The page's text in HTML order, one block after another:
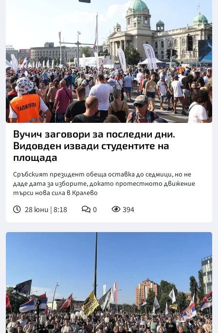
Снимка: Данас
Вучич заговори за последни дни.
Видовден извади студентите на
площада
Сръбският президент обеща оставка до седмици, но не
даде дата за изборите, докато протестното движение
търси нова сила в Кралево
28 юни | 8:18 0 394